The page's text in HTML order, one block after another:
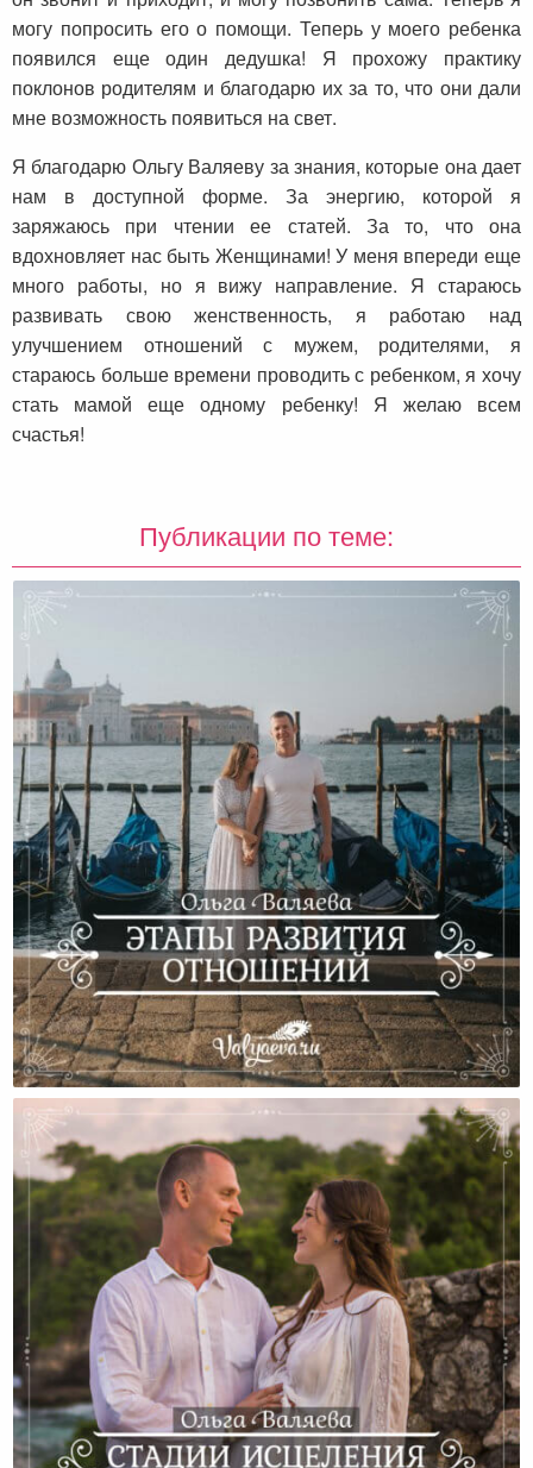
могу попросить его о помощи. Теперь у моего ребенка
появился еще один дедушка! Я прохожу практику
поклонов родителям и благодарю их за то, что они дали
мне возможность появиться на свет.
Я благодарю Ольгу Валяеву за знания, которые она дает
нам в доступной форме. За энергию, которой я
заряжаюсь при чтении ее статей. За то, что она
вдохновляет нас быть Женщинами! У меня впереди еще
много работы, но я вижу направление. Я стараюсь
развивать свою женственность, я работаю над
улучшением отношений с мужем, родителями, я
стараюсь больше времени проводить с ребенком, я хочу
стать мамой еще одному ребенку! Я желаю всем
счастья!
Публикации по теме:
Этапы Развития Отношений